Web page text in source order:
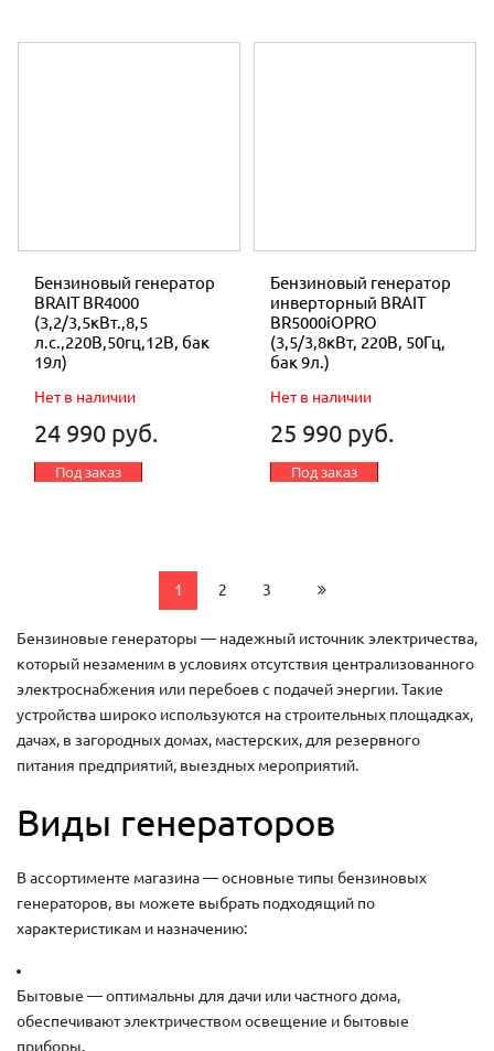
Бензиновый генератор
BRAIT BR4000
(3,2/3,5кВт.,8,5
л.с.,220В,50гц,12В, бак
19л)
Нет в наличии
24 990 руб.
Под заказ
Бензиновый генератор
инверторный BRAIT
BR5000iOPRO
(3,5/3,8кВт, 220В, 50Гц,
бак 9л.)
Нет в наличии
25 990 руб.
Под заказ
1 2 3
Бензиновые генераторы — надежный источник электричества,
который незаменим в условиях отсутствия централизованного
электроснабжения или перебоев с подачей энергии. Такие
устройства широко используются на строительных площадках,
дачах, в загородных домах, мастерских, для резервного
питания предприятий, выездных мероприятий.
Виды генераторов
В ассортименте магазина — основные типы бензиновых
генераторов, вы можете выбрать подходящий по
характеристикам и назначению:
Бытовые — оптимальны для дачи или частного дома,
обеспечивают электричеством освещение и бытовые
приборы.